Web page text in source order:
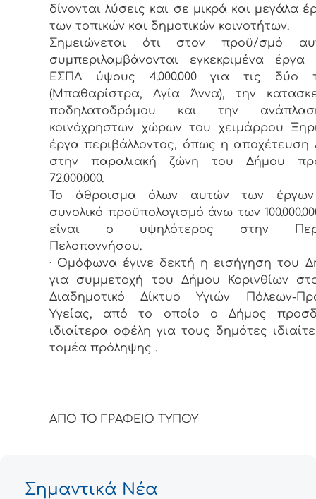
δίνονται λύσεις και σε μικρά και μεγάλα
των τοπικών και δημοτικών κοινοτήτων.
Σημειώνεται ότι στον προϋ/σμό
συμπεριλαμβάνονται εγκεκριμένα
ΕΣΠΑ ύψους 4.000.000 για τις δύο
(Μπαθαρίστρα, Αγία Άννα), την
ποδηλατοδρόμου και την
κοινόχρηστων χώρων του χειμάρρου
έργα περιβάλλοντος, όπως η αποχέτευση
στην παραλιακή ζώνη του Δήμου
72.000.000.
Το άθροισμα όλων αυτών των έργων
συνολικό προϋπολογισμό άνω των
είναι ο υψηλότερος στην
Πελοποννήσου.
· Ομόφωνα έγινε δεκτή η εισήγηση του
για συμμετοχή του Δήμου Κορινθίων
Διαδημοτικό Δίκτυο Υγιών Πόλεων-
Υγείας, από το οποίο ο Δήμος
ιδιαίτερα οφέλη για τους δημότες
τομέα πρόληψης .
ΑΠΟ ΤΟ ΓΡΑΦΕΙΟ ΤΥΠΟΥ
Σημαντικά Νέα